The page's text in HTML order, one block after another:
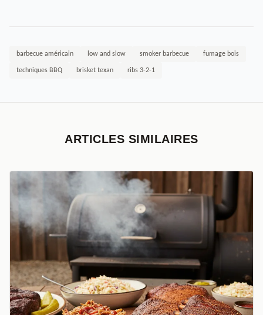
barbecue américain low and slow smoker barbecue fumage bois
techniques BBQ brisket texan ribs 3-2-1
ARTICLES SIMILAIRES